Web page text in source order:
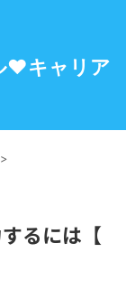
♥キャリア
>
るには【